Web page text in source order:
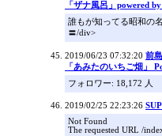
「ザナ風呂」powered
誰もが知ってる昭和の
〓/div>
2019/06/23 07:32:20 前
「あみたのいちご畑」
フォロワー: 18,172 人
2019/02/25 22:23:26
Not Found
The requested URL /